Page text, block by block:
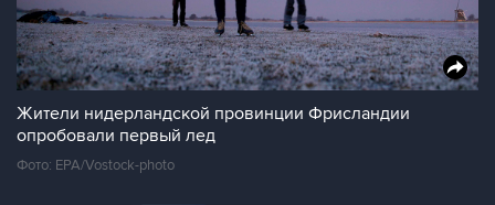
Жители нидерландской провинции Фрисландии
опробовали первый лед
Фото: EPA/Vostock-photo